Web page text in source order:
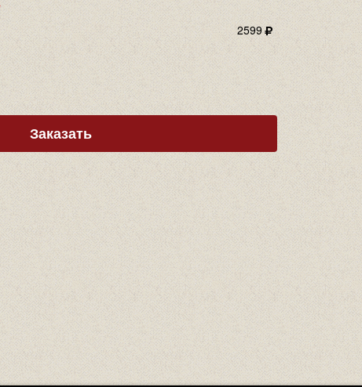
2599
Заказать